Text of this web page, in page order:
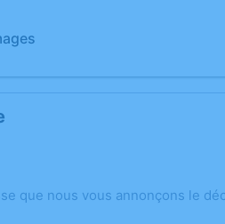
que nous vous annonçons le